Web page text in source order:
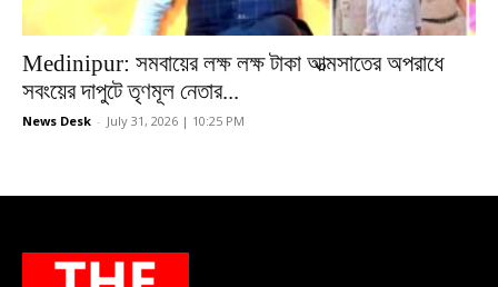
Medinipur: সমবায়ের লক্ষ লক্ষ টাকা আত্মসাতের অপরাধে
সবংয়ের দাপুটে তৃণমূল নেতার...
News Desk - July 31, 2026 | 10:25 PM